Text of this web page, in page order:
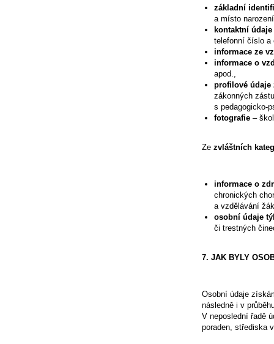
základní
a místo
kontaktní
telefonní číslo a
informace ze
informace o
apod.,
profilové údaje
zákonných
s pedagogicko-
fotografie –
Ze zvláštních
informace o
chronických
a vzdělávání
osobní údaje
či trestných
7. JAK BYLY
Osobní údaje
následně i v
V neposlední řadě
poraden, střediska